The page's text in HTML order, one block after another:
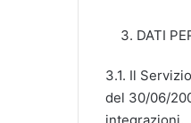
DATI
3.1. Il
del 30/06/